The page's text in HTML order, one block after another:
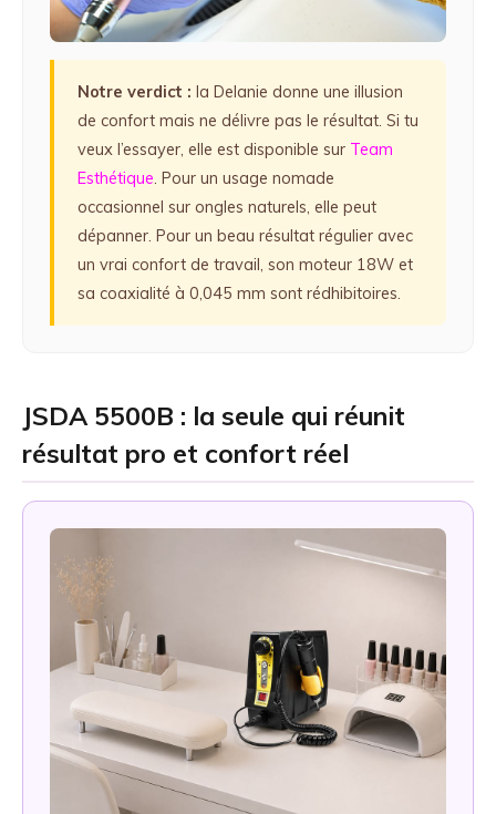
Notre verdict : la Delanie donne une illusion
de confort mais ne délivre pas le résultat. Si tu
veux l’essayer, elle est disponible sur Team
Esthétique. Pour un usage nomade
occasionnel sur ongles naturels, elle peut
dépanner. Pour un beau résultat régulier avec
un vrai confort de travail, son moteur 18W et
sa coaxialité à 0,045 mm sont rédhibitoires.
JSDA 5500B : la seule qui réunit
résultat pro et confort réel